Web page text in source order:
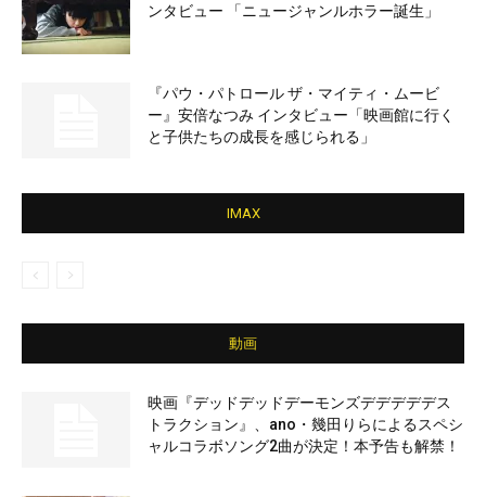
ンタビュー 「ニュージャンルホラー誕生」
『パウ・パトロール ザ・マイティ・ムービ
ー』安倍なつみ インタビュー「映画館に行く
と子供たちの成長を感じられる」
IMAX
動画
映画『デッドデッドデーモンズデデデデデス
トラクション』、ano・幾田りらによるスペシ
ャルコラボソング2曲が決定！本予告も解禁！